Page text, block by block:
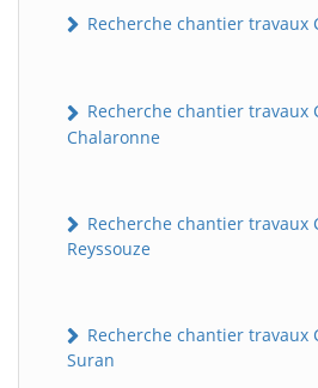
Recherche chantier travaux
Recherche chantier travaux
Chalaronne
Recherche chantier travaux
Reyssouze
Recherche chantier travaux
Suran